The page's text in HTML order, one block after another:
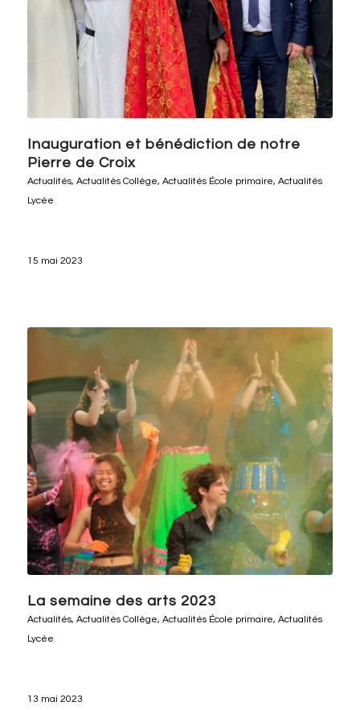
Inauguration et bénédiction de notre
Pierre de Croix
Actualités, Actualités Collège, Actualités École primaire, Actualités
Lycée
15 mai 2023
La semaine des arts 2023
Actualités, Actualités Collège, Actualités École primaire, Actualités
Lycée
13 mai 2023